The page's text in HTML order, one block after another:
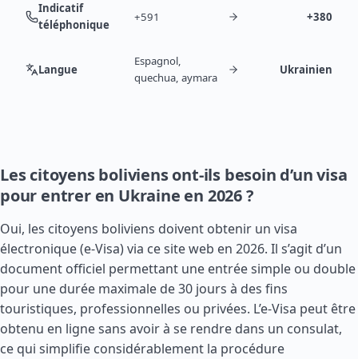
Indicatif
téléphonique
+591 +380
Langue
Espagnol,
quechua, aymara
Ukrainien
Les citoyens boliviens ont-ils besoin d’un visa
pour entrer en Ukraine en 2026 ?
Oui, les citoyens boliviens doivent obtenir un visa
électronique (e-Visa) via ce site web en 2026. Il s’agit d’un
document officiel permettant une entrée simple ou double
pour une durée maximale de 30 jours à des fins
touristiques, professionnelles ou privées. L’e-Visa peut être
obtenu en ligne sans avoir à se rendre dans un consulat,
ce qui simplifie considérablement la procédure